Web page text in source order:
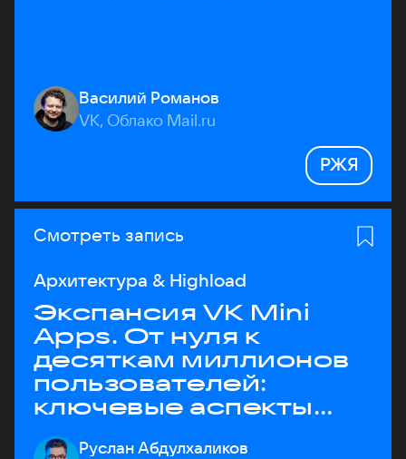
Василий Романов
VK, Облако Mail.ru
РЖЯ
Смотреть запись
Архитектура & Highload
Экспансия VK Mini
Apps. От нуля к
десяткам миллионов
пользователей:
ключевые аспекты
архитектуры
Руслан Абдулхаликов